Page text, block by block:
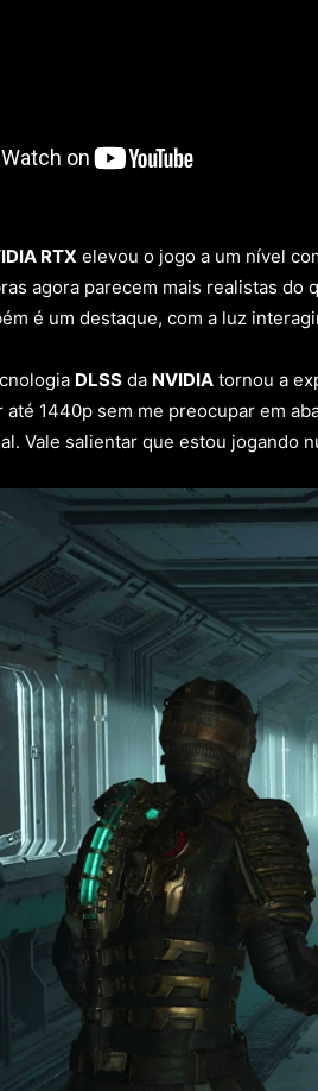
RTX elevou o jogo a um nível
agora parecem mais realistas
é um destaque, com a luz
DLSS da NVIDIA tornou a
até 1440p sem me preocupar em
Vale salientar que estou jogando